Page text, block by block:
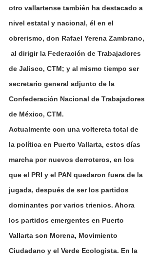
otro vallartense también ha destacado a
nivel estatal y nacional, él en el
obrerismo, don Rafael Yerena Zambrano,
al dirigir la Federación de Trabajadores
de Jalisco, CTM; y al mismo tiempo ser
secretario general adjunto de la
Confederación Nacional de Trabajadores
de México, CTM.
Actualmente con una voltereta total de
la política en Puerto Vallarta, estos días
marcha por nuevos derroteros, en los
que el PRI y el PAN quedaron fuera de la
jugada, después de ser los partidos
dominantes por varios trienios. Ahora
los partidos emergentes en Puerto
Vallarta son Morena, Movimiento
Ciudadano y el Verde Ecologista. En la